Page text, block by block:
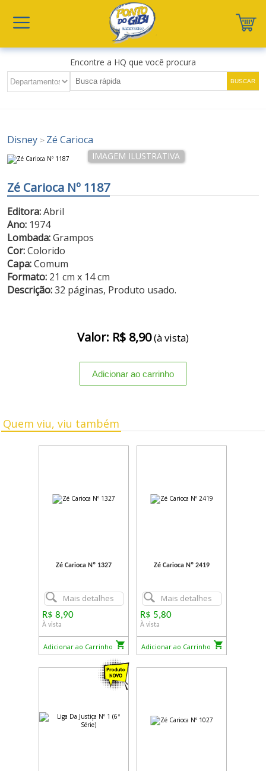
Encontre a HQ que você procura
Disney > Zé Carioca
Zé Carioca Nº 1187
Editora:Abril
Ano: 1974
Lombada:Grampos
Cor:Colorido
Capa:Comum
Formato: 21 cm x 14 cm
Descrição:32 páginas, Produto usado.
Valor: R$ 8,90(à vista)
Quem viu, viu também
Zé Carioca Nº 1327
Mais detalhes
R$ 8,90
À vista
Adicionar ao Carrinho
Zé Carioca Nº 2419
Mais detalhes
R$ 5,80
À vista
Adicionar ao Carrinho